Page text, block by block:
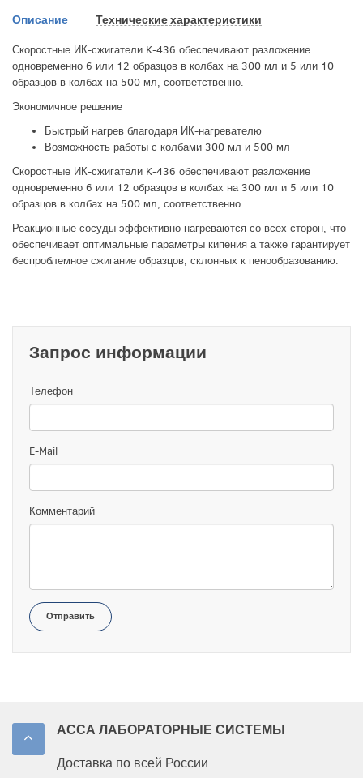
Описание Технические характеристики
Скоростные ИК-сжигатели K-436 обеспечивают разложение
одновременно 6 или 12 образцов в колбах на 300 мл и 5 или 10
образцов в колбах на 500 мл, соответственно.
Экономичное решение
Быстрый нагрев благодаря ИК-нагревателю
Возможность работы с колбами 300 мл и 500 мл
Скоростные ИК-сжигатели K-436 обеспечивают разложение
одновременно 6 или 12 образцов в колбах на 300 мл и 5 или 10
образцов в колбах на 500 мл, соответственно.
Реакционные сосуды эффективно нагреваются со всех сторон, что
обеспечивает оптимальные параметры кипения а также гарантирует
беспроблемное сжигание образцов, склонных к пенообразованию.
Запрос информации
Телефон
E-Mail
Комментарий
Отправить
АССА ЛАБОРАТОРНЫЕ СИСТЕМЫ
Доставка по всей России